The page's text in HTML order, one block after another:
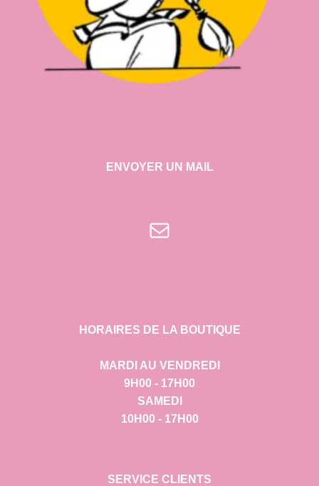
ENVOYER UN MAIL
E-mail
HORAIRES DE LA BOUTIQUE
MARDI AU VENDREDI
9H00 - 17H00
SAMEDI
10H00 - 17H00
SERVICE CLIENTS